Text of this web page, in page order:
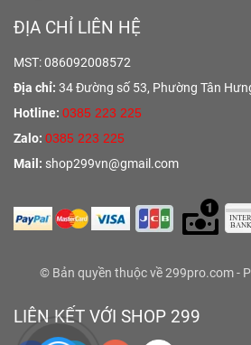
ĐỊA CHỈ LIÊN HỆ
MST: 086092008572
Địa chỉ: 34 Đường số 53, Phường Tân
Hotline: 0385 223 225
Zalo: 0385 223 225
Mail: shop299vn@gmail.com
© Bản quyền thuộc về 299pro.com -
LIÊN KẾT VỚI SHOP 299